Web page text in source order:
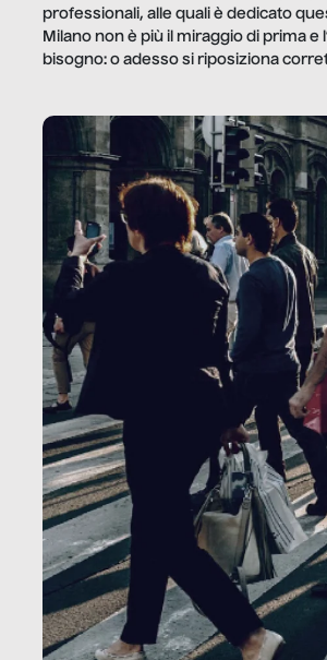
professionali, alle quali è dedicato
Milano non è più il miraggio di prima e
bisogno: o adesso si riposiziona